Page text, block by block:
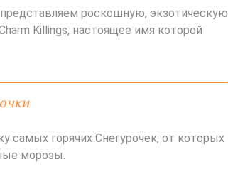
роскошную, экзотическую
Killings, настоящее имя которой
самых горячих Снегурочек, от которых
морозы.